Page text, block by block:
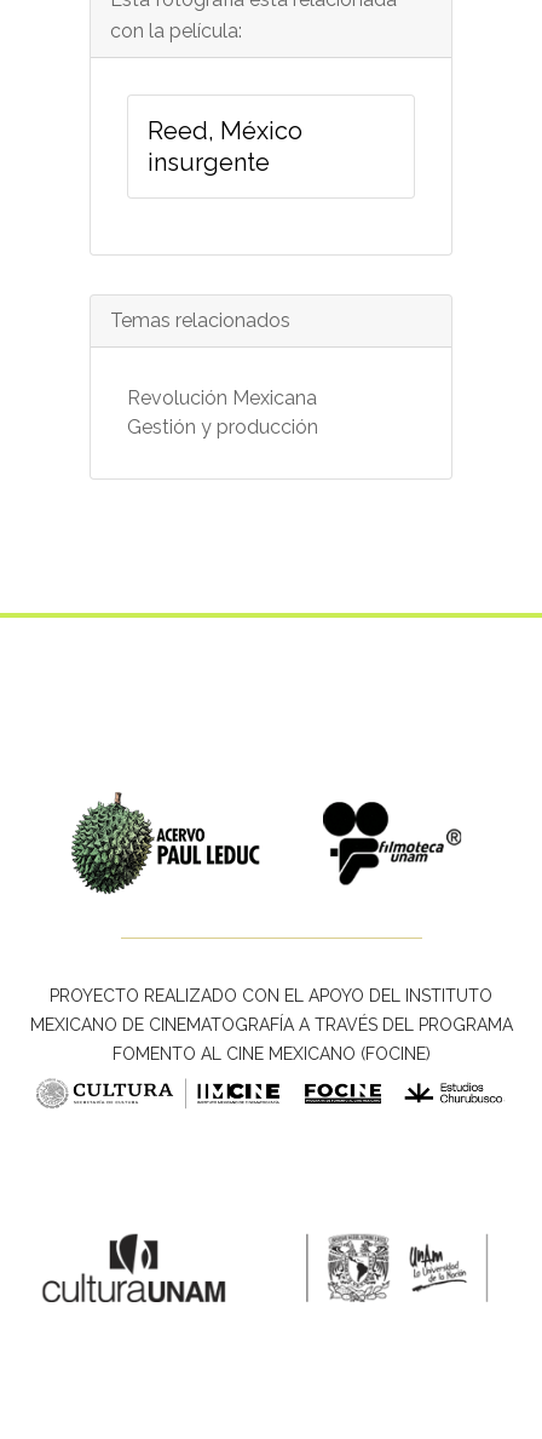
con la película:
Reed, México
insurgente
Temas relacionados
Revolución Mexicana
Gestión y producción
PROYECTO REALIZADO CON EL APOYO DEL INSTITUTO
MEXICANO DE CINEMATOGRAFÍA A TRAVÉS DEL PROGRAMA
FOMENTO AL CINE MEXICANO (FOCINE)